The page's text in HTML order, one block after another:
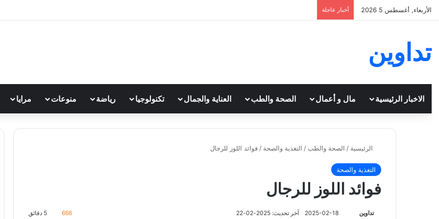
الأربعاء, أغسطس 5 2026 أخبار عاجلة
تداوين
الاخبار الرئيسية مال و أعمال الصحة والطب العناية والجمال تكنولوجيا رياضة منوعات مرايا
الرئيسية / الصحة والطب / التغذية والصحة / فوائد اللوز للرجال
التغذية والصحة
فوائد اللوز للرجال
تداوين 2025-02-18 آخر تحديث: 2025-02-22 666